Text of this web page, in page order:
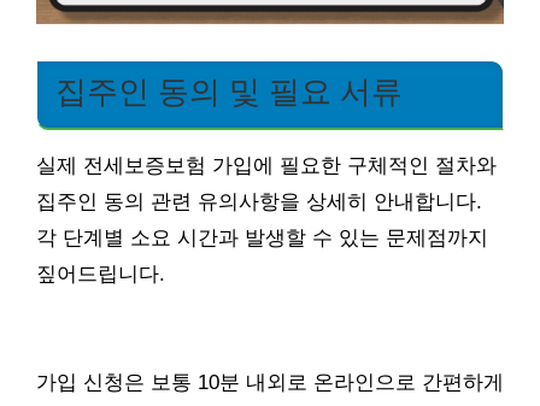
집주인 동의 및 필요 서류
실제 전세보증보험 가입에 필요한 구체적인 절차와
집주인 동의 관련 유의사항을 상세히 안내합니다.
각 단계별 소요 시간과 발생할 수 있는 문제점까지
짚어드립니다.
가입 신청은 보통 10분 내외로 온라인으로 간편하게